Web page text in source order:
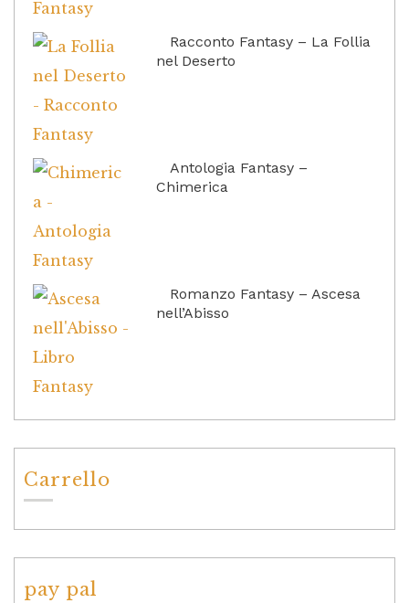
Racconto Fantasy – La Follia
nel Deserto
Antologia Fantasy –
Chimerica
Romanzo Fantasy – Ascesa
nell’Abisso
Carrello
pay pal